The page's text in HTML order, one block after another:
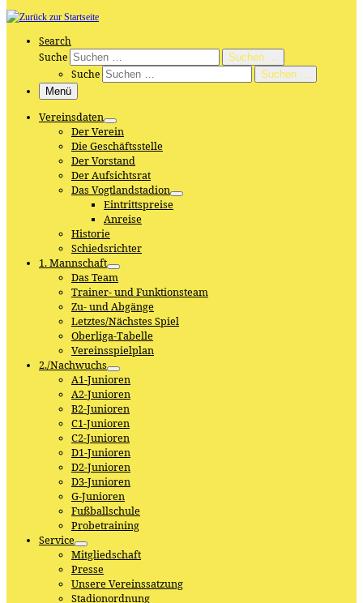
Search
Suche
Suchen …
Suche
Suchen …
Menü
Vereinsdaten
Der Verein
Die Geschäftsstelle
Der Vorstand
Der Aufsichtsrat
Das Vogtlandstadion
Eintrittspreise
Anreise
Historie
Schiedsrichter
1. Mannschaft
Das Team
Trainer- und Funktionsteam
Zu- und Abgänge
Letztes/Nächstes Spiel
Oberliga-Tabelle
Vereinsspielplan
2./Nachwuchs
A1-Junioren
A2-Junioren
B2-Junioren
C1-Junioren
C2-Junioren
D1-Junioren
D2-Junioren
D3-Junioren
G-Junioren
Fußballschule
Probetraining
Service
Mitgliedschaft
Presse
Unsere Vereinssatzung
Stadionordnung